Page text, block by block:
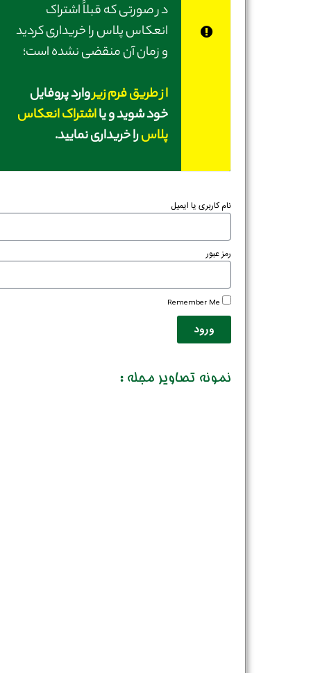
در صورتی‌ که قبلاً اشتراک
انعکاس پلاس را خریداری کردید
و زمان آن منقضی نشده است؛
از طریق فرم زیروارد پروفایل
خود شوید و یااشتراک انعکاس
پلاسرا خریداری نمایید.
نام کاربری یا ایمیل
رمز عبور
Remember Me
ورود
نمونه تصاویر مجله :